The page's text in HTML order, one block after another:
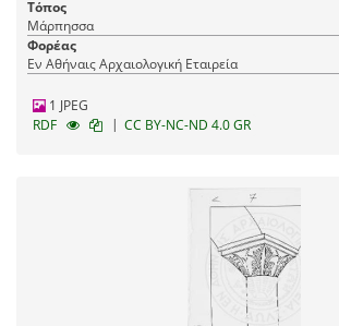
Τόπος
Μάρπησσα
Φορέας
Εν Αθήναις Αρχαιολογική Εταιρεία
1 JPEG
RDF
| CC BY-NC-ND 4.0 GR